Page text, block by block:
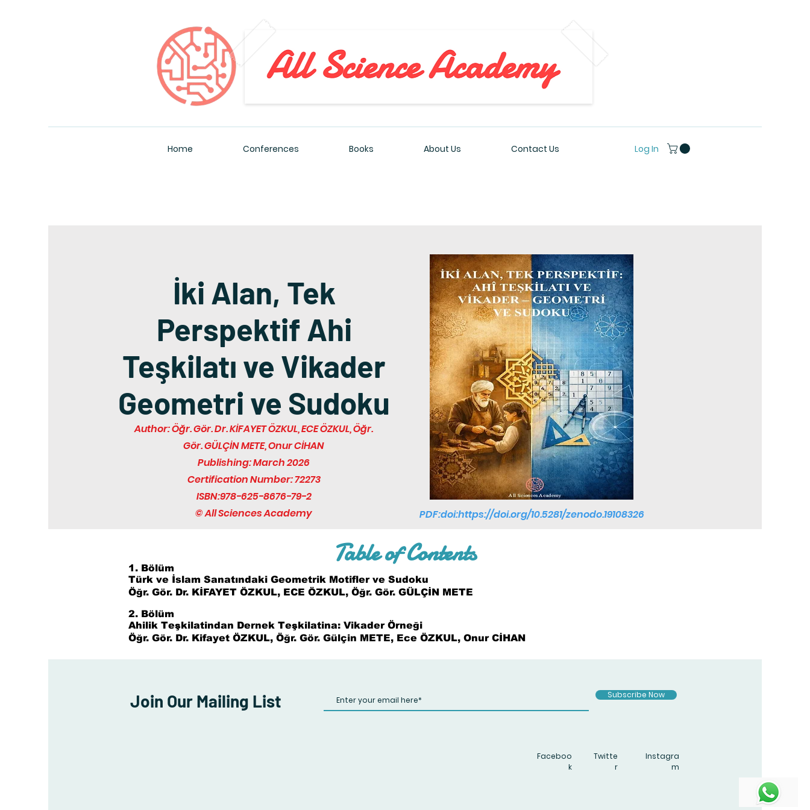
All Sciences Academy
Home Conferences Books About Us Contact Us Log In
İki Alan, Tek
Perspektif Ahi
Teşkilatı ve Vikader
Geometri ve Sudoku
Author: Öğr. Gör. Dr. KİFAYET ÖZKUL, ECE ÖZKUL, Öğr.
Gör. GÜLÇİN METE, Onur CİHAN
Publishing: March 2026
Certification Number: 72273
ISBN:978-625-8676-79-2
© All Sciences Academy
PDF:doi:https://doi.org/10.5281/zenodo.19108326
Table of Contents
1. Bölüm
Türk ve İslam Sanatındaki Geometrik Motifler ve Sudoku
Öğr. Gör. Dr. KİFAYET ÖZKUL, ECE ÖZKUL, Öğr. Gör. GÜLÇİN METE
2. Bölüm
Ahilik Teşkilatindan Dernek Teşkilatina: Vikader Örneği
Öğr. Gör. Dr. Kifayet ÖZKUL, Öğr. Gör. Gülçin METE, Ece ÖZKUL, Onur CİHAN
Join Our Mailing List Subscribe Now
Faceboo
k
Twitte
r
Instagra
m